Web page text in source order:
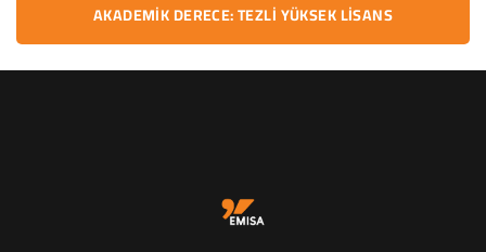
AKADEMIK DERECE: TEZLI YÜKSEK LISANS